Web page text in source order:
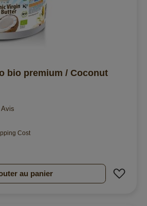
bio premium / Coconut
Avis
Cost
au panier